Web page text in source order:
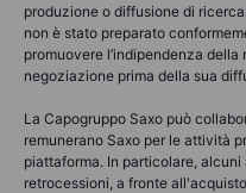
produzione o diffusione di
non è stato preparato
promuovere l’indipendenza
negoziazione prima della sua
La Capogruppo Saxo può
remunerano Saxo per le attività
piattaforma. In particolare,
retrocessioni, a fronte